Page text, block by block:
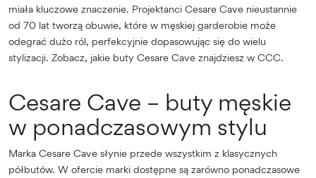
miała kluczowe znaczenie. Projektanci Cesare Cave nieustannie
od 70 lat tworzą obuwie, które w męskiej garderobie może
odegrać dużo ról, perfekcyjnie dopasowując się do wielu
stylizacji. Zobacz, jakie buty Cesare Cave znajdziesz w CCC.
Cesare Cave – buty męskie
w ponadczasowym stylu
Marka Cesare Cave słynie przede wszystkim z klasycznych
półbutów. W ofercie marki dostępne są zarówno ponadczasowe